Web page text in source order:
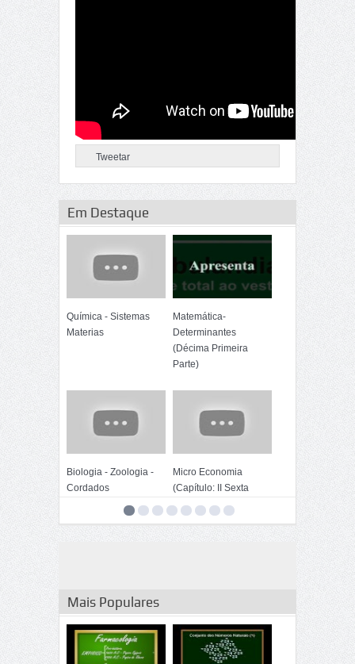
Tweetar
Em Destaque
Química - Sistemas
Materias
Matemática-
Determinantes
(Décima Primeira
Parte)
Biologia - Zoologia -
Cordados
Micro Economia
(Capítulo: II Sexta
Parte)
Mais Populares